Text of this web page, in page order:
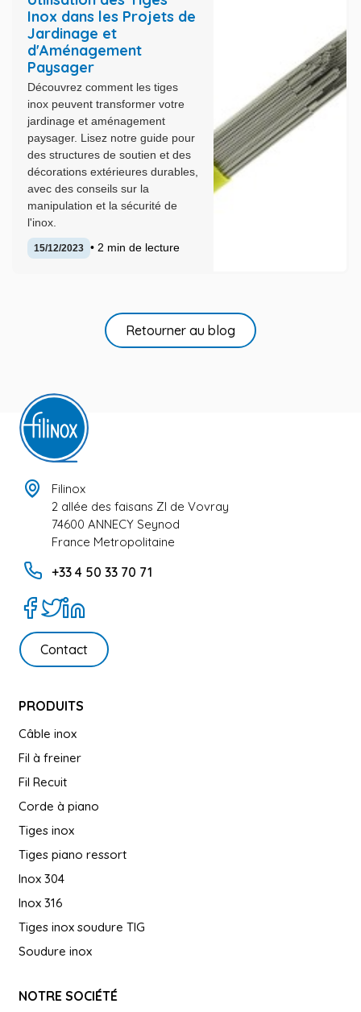
Inox dans les Projets de
Jardinage et
d'Aménagement
Paysager
Découvrez comment les tiges
inox peuvent transformer votre
jardinage et aménagement
paysager. Lisez notre guide pour
des structures de soutien et des
décorations extérieures durables,
avec des conseils sur la
manipulation et la sécurité de
l'inox.
15/12/2023 • 2 min de lecture
Retourner au blog
Filinox
2 allée des faisans ZI de Vovray
74600 ANNECY Seynod
France Metropolitaine
+33 4 50 33 70 71
Contact
PRODUITS
Câble inox
Fil à freiner
Fil Recuit
Corde à piano
Tiges inox
Tiges piano ressort
Inox 304
Inox 316
Tiges inox soudure TIG
Soudure inox
NOTRE SOCIÉTÉ